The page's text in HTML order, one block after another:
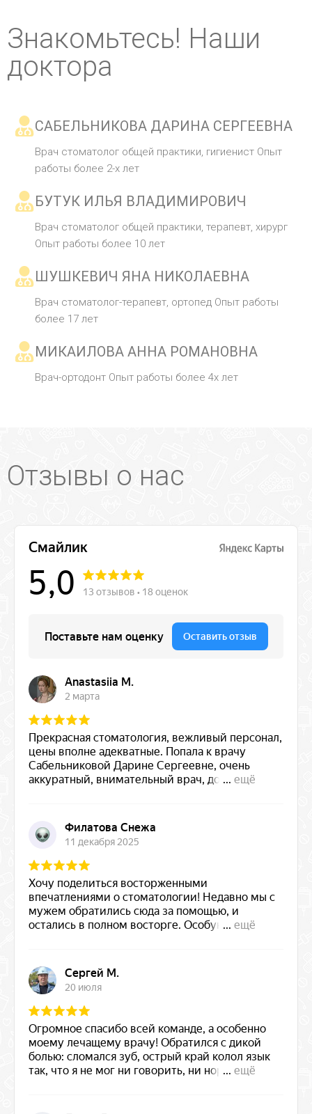
Знакомьтесь! Наши
доктора
САБЕЛЬНИКОВА ДАРИНА СЕРГЕЕВНА
Врач стоматолог общей практики, гигиенист Опыт
работы более 2-х лет
БУТУК ИЛЬЯ ВЛАДИМИРОВИЧ
Врач стоматолог общей практики, терапевт, хирург
Опыт работы более 10 лет
ШУШКЕВИЧ ЯНА НИКОЛАЕВНА
Врач стоматолог-терапевт, ортопед Опыт работы
более 17 лет
МИКАИЛОВА АННА РОМАНОВНА
Врач-ортодонт Опыт работы более 4х лет
Отзывы о нас